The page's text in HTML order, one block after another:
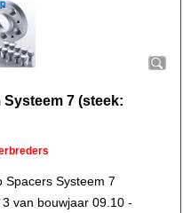
7 (steek:
Spacers Systeem 7
van bouwjaar 09.10 -